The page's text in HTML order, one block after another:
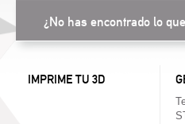
¿No has encontrado lo
IMPRIME TU 3D